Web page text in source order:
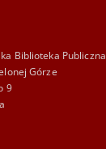
Biblioteka Publiczna
Górze
9